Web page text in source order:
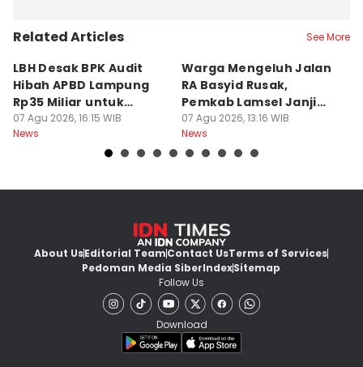
Related Articles See More
LBH Desak BPK Audit
Hibah APBD Lampung
Rp35 Miliar untuk
Kejaksaan
07 Agu 2026, 16:15 WIB
News
Warga Mengeluh Jalan
RA Basyid Rusak,
Pemkab Lamsel Janji
Segera Perbaiki
07 Agu 2026, 13:16 WIB
News
About UsEditorial TeamContact UsTerms of Services
Pedoman Media SiberIndexSitemap
Follow Us
Download